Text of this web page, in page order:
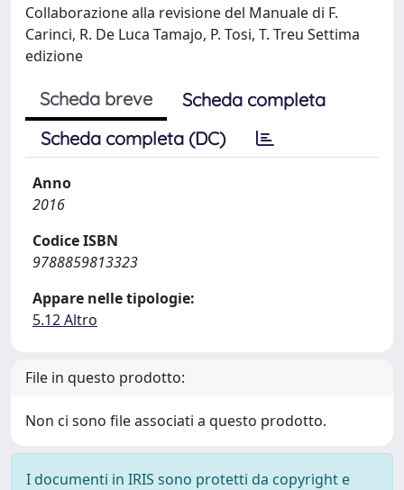
Collaborazione alla revisione del Manuale di F.
Carinci, R. De Luca Tamajo, P. Tosi, T. Treu Settima
edizione
Scheda breve
Scheda completa
Scheda completa (DC)
Anno
2016
Codice ISBN
9788859813323
Appare nelle tipologie:
5.12 Altro
File in questo prodotto:
Non ci sono file associati a questo prodotto.
I documenti in IRIS sono protetti da copyright e